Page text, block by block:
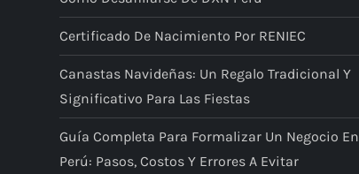
d
e
e
n
Certificado De Nacimiento Por RENIEC
Canastas Navideñas: Un Regalo Tradicional Y
Significativo Para Las Fiestas
Guía Completa Para Formalizar Un Negocio En
Perú: Pasos, Costos Y Errores A Evitar